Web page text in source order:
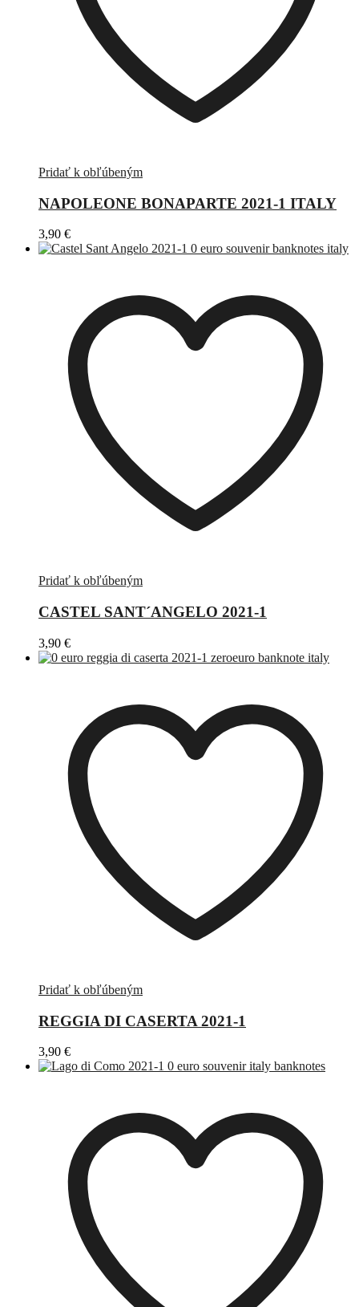
Pridať k obľúbeným
NAPOLEONE BONAPARTE 2021-1 ITALY
3,90 €
Pridať k obľúbeným
CASTEL SANT´ANGELO 2021-1
3,90 €
Pridať k obľúbeným
REGGIA DI CASERTA 2021-1
3,90 €